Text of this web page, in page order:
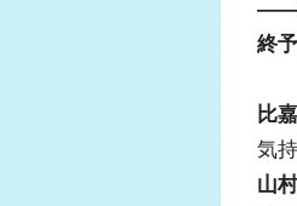
――
終
比嘉
気
山村